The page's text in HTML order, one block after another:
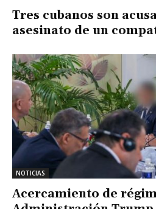
Tres cubanos son
asesinato de un
NOTICIAS
Acercamiento de